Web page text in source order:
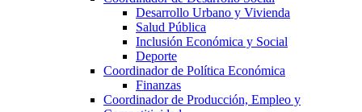
Desarrollo Urbano y Vivienda
Salud Pública
Inclusión Económica y Social
Deporte
Coordinador de Política Económica
Finanzas
Coordinador de Producción, Empleo y